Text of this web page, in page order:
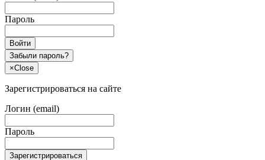
Пароль
Войти
Забыли пароль?
×Close
Зарегистрироваться на сайте
Логин (email)
Пароль
Зарегистрироваться